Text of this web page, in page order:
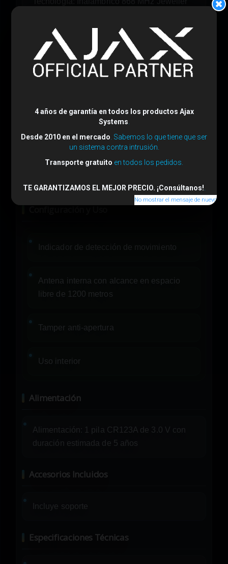
Rango de detección PIR:12 metros
Rango de detección rotura de cristal: 9
Indicador de detección de movimiento
Antena interna con alcance en espacio
libre de 1200 metros
Tamper anti-apertura
Uso interior
Alimentación
Alimentación: 1 pila CR123A de 3.0 V con
duración estimada de 5 años
Accesorios Incluidos
Incluye soporte
Especificaciones Técnicas
4 años de garantía en todos los productos Ajax
Systems
Desde 2010 en el mercado . Sabemos lo que tiene que ser
un sistema contra intrusión.
Transporte gratuito en todos los pedidos.
TE GARANTIZAMOS EL MEJOR PRECIO. ¡Consúltanos!
No mostrar el mensaje de nuevo